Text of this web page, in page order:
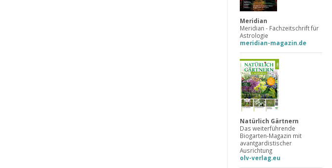
Meridian
Meridian - Fachzeitschrift für
Astrologie
meridian-magazin.de
Natürlich Gärtnern
Das weiterführende
Biogarten-Magazin mit
avantgardistischer
Ausrichtung
olv-verlag.eu